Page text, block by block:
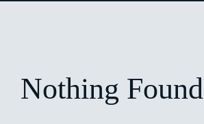
Nothing Found